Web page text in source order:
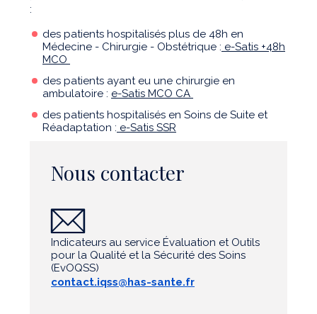
:
des patients hospitalisés plus de 48h en
Médecine - Chirurgie - Obstétrique : e-Satis +48h
MCO
des patients ayant eu une chirurgie en
ambulatoire : e-Satis MCO CA
des patients hospitalisés en Soins de Suite et
Réadaptation : e-Satis SSR
Nous contacter
Indicateurs au service Évaluation et Outils
pour la Qualité et la Sécurité des Soins
(EvOQSS)
contact.iqss@has-sante.fr